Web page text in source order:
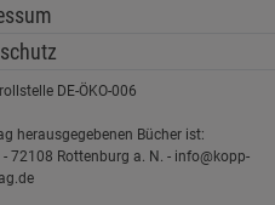
DE-ÖKO-006
herausgegebenen Bücher ist:
72108 Rottenburg a. N. - info@kopp-